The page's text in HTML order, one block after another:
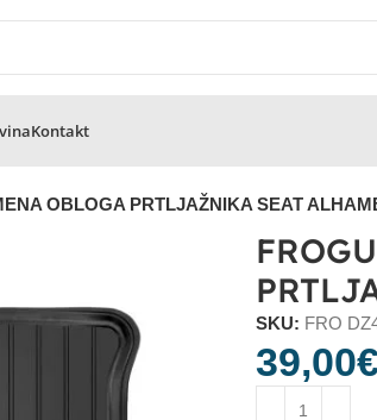
Kontakt
OBLOGA PRTLJAŽNIKA SEAT
SKU: FRO
39,00